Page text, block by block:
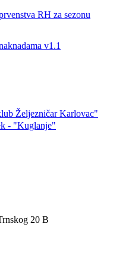
RH za sezonu
v1.1
Željezničar Karlovac"
- "Kuglanje"
20 B